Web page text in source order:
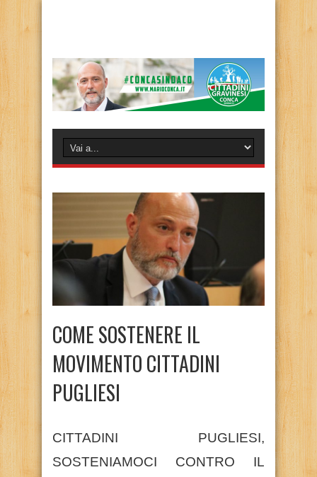
COME SOSTENERE IL
MOVIMENTO CITTADINI
PUGLIESI
CITTADINI PUGLIESI,
SOSTENIAMOCI CONTRO IL